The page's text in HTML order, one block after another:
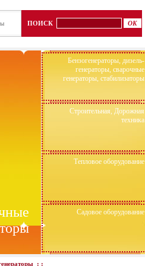
ПОИСК
Бензогенераторы, дизель-
генераторы, сварочные
генераторы, стабилизаторы
Строительная, Дорожная
техника
Тепловое оборудование
Садовое оборудование
: :